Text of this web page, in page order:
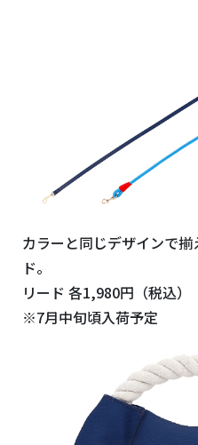
カラーと同じデザインで
ド。
リード 各1,980円（税込）
※7月中旬頃入荷予定